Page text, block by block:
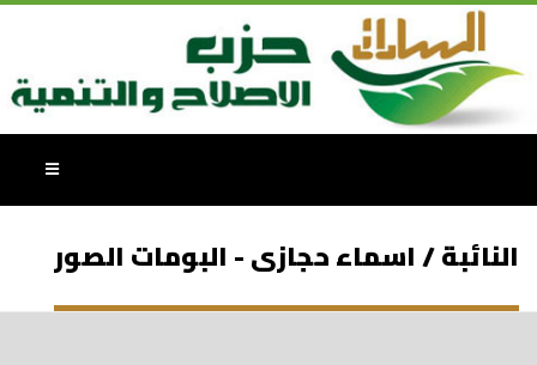
النائبة / اسماء حجازى - البومات الصور